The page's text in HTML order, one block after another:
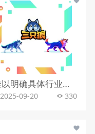
难以明确具体行业，可能涉及户外运动、冒险、团队竞技类等
2025-09-20 330